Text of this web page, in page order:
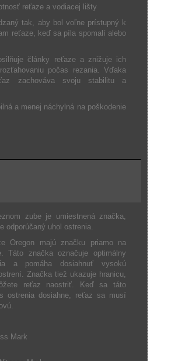
reťaze a vodiacej lišty
tak, aby bol voľne prístupný k
reťaze, keď sa píla spomalí alebo
články reťaze a znižuje ich
počas rezania. Vďaka
zachováva svoju stabilitu a
a menej náchylná na poškodenie
zube je umiestnená značka,
odporúčaný uhol ostrenia.
Oregon majú značku priamo na
Táto značka označuje optimálny
a pomáha dosiahnuť vysokú
Značka tiež ukazuje hranicu,
reťaz naostriť. Keď sa táto
ostrenia dosiahne, reťaz sa musí